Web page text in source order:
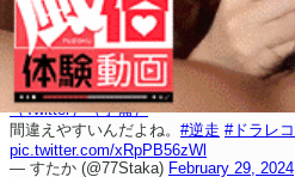
（Twitter）（予備）
間違えやすいんだよね。 #逆走 #ドラレコ
pic.twitter.com/xRpPB56zWl
— すたか (@77Staka) February 29, 2024